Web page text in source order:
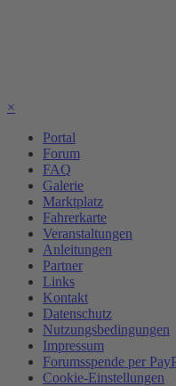
×
Portal
Forum
FAQ
Galerie
Marktplatz
Fahrerkarte
Veranstaltungen
Anleitungen
Partner
Links
Kontakt
Datenschutz
Nutzungsbedingungen
Impressum
Forumsspende per
Cookie-Einstellungen